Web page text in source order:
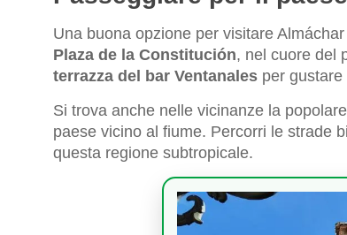
Una buona opzione per visitare
Plaza de la Constitución, nel cuore del
terrazza del bar Ventanales per
Si trova anche nelle vicinanze la popolare
paese vicino al fiume. Percorri le strade
questa regione subtropicale.